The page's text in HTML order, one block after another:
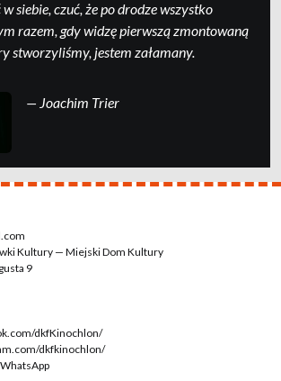
siebie, czuć, że po drodze wszystko
razem, gdy widzę pierwszą zmontowaną
stworzyliśmy, jestem załamany.
— Joachim Trier
Kultury — Miejski Dom Kultury
9
dkfKinochlon/
dkfkinochlon/
WhatsApp